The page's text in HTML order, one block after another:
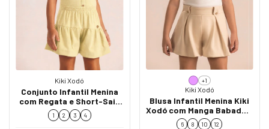
Kiki Xodó
Conjunto Infantil Menina
com Regata e Short-Saia
K2500026
1 2 3 4
+1
Kiki Xodó
Blusa Infantil Menina Kiki
Xodó com Manga Babado e
Aplicações K3650017
6 8 10 12